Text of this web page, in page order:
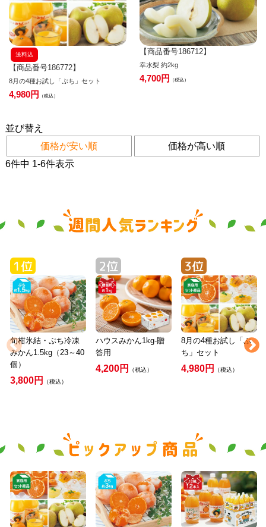
送料込
【商品番号186772】
8月の4種お試し「ぷち」セット
4,980 税込
【商品番号186712】
幸水梨 約2kg
4,700 税込
並び替え
価格が安い順
価格が高い順
6件中 1-6件表示
旬柑氷結・ぷち冷凍
みかん1.5kg（23～40
個）
3,800円 （税込）
ハウスみかん1kg-贈
答用
4,200円 （税込）
8月の4種お試し「ぷ
ち」セット
4,980円 （税込）